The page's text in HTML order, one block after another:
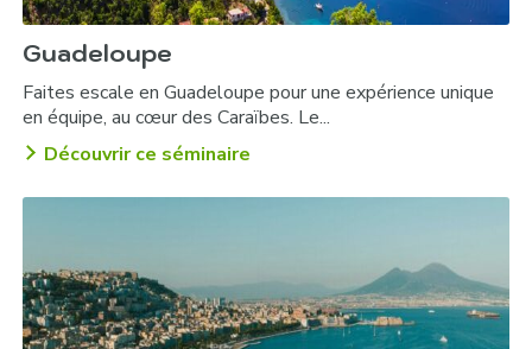
Guadeloupe
Faites escale en Guadeloupe pour une expérience unique
en équipe, au cœur des Caraïbes. Le...
Découvrir ce séminaire